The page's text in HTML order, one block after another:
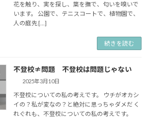
花を触り、実を探し、葉を撫で、匂いを嗅いで
います。 公園で、テニスコートで、植物園で、
人の庭先 […]
続きを読む
不登校≠問題 不登校は問題じゃない
2025年3月10日
不登校についての私の考えです。 ウチがオカシ
イの？私が変なの？と絶対に思っちゃダメだ く
れぐれも、不登校についての私の考えです。